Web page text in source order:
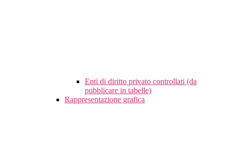
Enti di diritto privato controllati (da
pubblicare in tabelle)
Rappresentazione grafica